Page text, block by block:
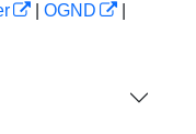
OGND